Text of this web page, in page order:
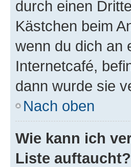
durch einen
Kästchen beim
wenn du dich an
Internetcafé,
dann wurde sie
Nach oben
Wie kann ich
Liste auftaucht?